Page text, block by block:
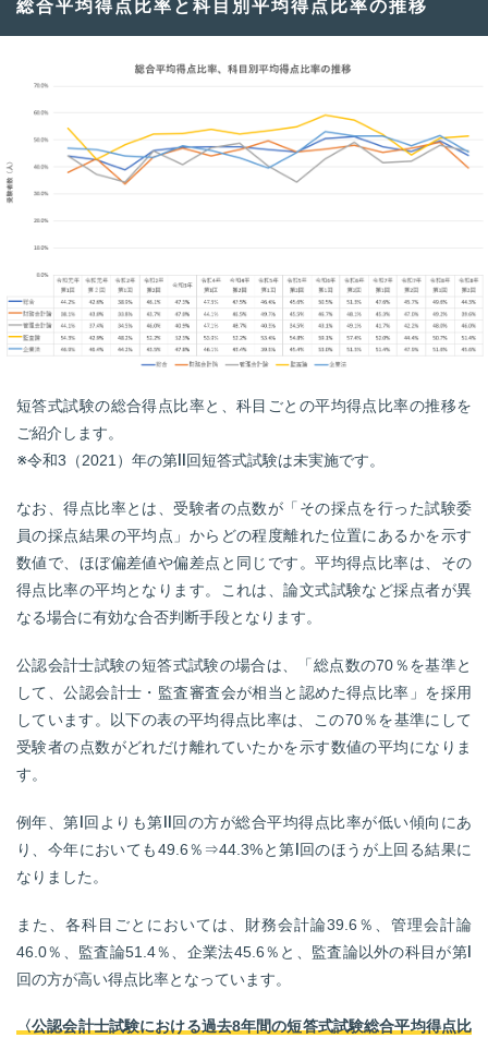
総合平均得点比率と科目別平均得点比率の推移
短答式試験の総合得点比率と、科目ごとの平均得点比率の推移を
ご紹介します。
※令和3（2021）年の第Ⅱ回短答式試験は未実施です。
なお、得点比率とは、受験者の点数が「その採点を行った試験委
員の採点結果の平均点」からどの程度離れた位置にあるかを示す
数値で、ほぼ偏差値や偏差点と同じです。平均得点比率は、その
得点比率の平均となります。これは、論文式試験など採点者が異
なる場合に有効な合否判断手段となります。
公認会計士試験の短答式試験の場合は、「総点数の70％を基準と
して、公認会計士・監査審査会が相当と認めた得点比率」を採用
しています。以下の表の平均得点比率は、この70％を基準にして
受験者の点数がどれだけ離れていたかを示す数値の平均になりま
す。
例年、第Ⅰ回よりも第Ⅱ回の方が総合平均得点比率が低い傾向にあ
り、今年においても49.6％⇒44.3%と第Ⅰ回のほうが上回る結果に
なりました。
また、各科目ごとにおいては、財務会計論39.6％、管理会計論
46.0％、監査論51.4％、企業法45.6％と、監査論以外の科目が第Ⅰ
回の方が高い得点比率となっています。
〈公認会計士試験における過去8年間の短答式試験総合平均得点比